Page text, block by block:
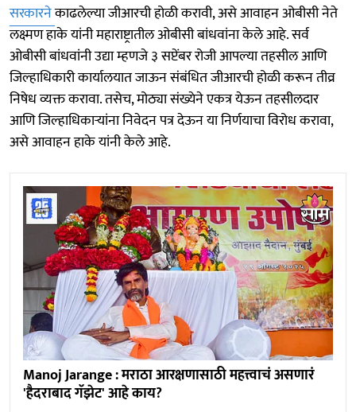
सरकारनेकाढलेल्या जीआरची होळी करावी, असे आवाहन ओबीसी नेते
लक्ष्मण हाके यांनी महाराष्ट्रातील ओबीसी बांधवांना केले आहे. सर्व
ओबीसी बांधवांनी उद्या म्हणजे ३ सप्टेंबर रोजी आपल्या तहसील आणि
जिल्हाधिकारी कार्यालयात जाऊन संबंधित जीआरची होळी करून तीव्र
निषेध व्यक्त करावा. तसेच, मोठ्या संख्येने एकत्र येऊन तहसीलदार
आणि जिल्हाधिकाऱ्यांना निवेदन पत्र देऊन या निर्णयाचा विरोध करावा,
असे आवाहन हाके यांनी केले आहे.
Manoj Jarange : मराठा आरक्षणासाठी महत्त्वाचं असणारं
'हैदराबाद गॅझेट' आहे काय?